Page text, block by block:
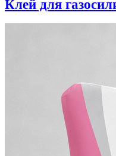
Клей для